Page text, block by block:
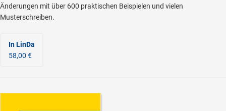
Änderungen mit über 600 praktischen Beispielen und vielen
Musterschreiben.
In LinDa
58,00 €